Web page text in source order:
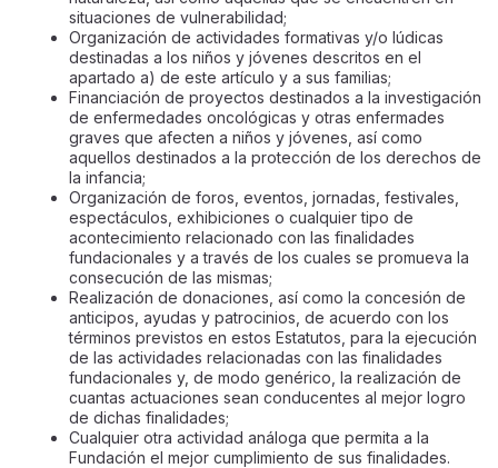
situaciones de vulnerabilidad;
Organización de actividades formativas y/o lúdicas
destinadas a los niños y jóvenes descritos en el
apartado a) de este artículo y a sus familias;
Financiación de proyectos destinados a la investigación
de enfermedades oncológicas y otras enfermades
graves que afecten a niños y jóvenes, así como
aquellos destinados a la protección de los derechos de
la infancia;
Organización de foros, eventos, jornadas, festivales,
espectáculos, exhibiciones o cualquier tipo de
acontecimiento relacionado con las finalidades
fundacionales y a través de los cuales se promueva la
consecución de las mismas;
Realización de donaciones, así como la concesión de
anticipos, ayudas y patrocinios, de acuerdo con los
términos previstos en estos Estatutos, para la ejecución
de las actividades relacionadas con las finalidades
fundacionales y, de modo genérico, la realización de
cuantas actuaciones sean conducentes al mejor logro
de dichas finalidades;
Cualquier otra actividad análoga que permita a la
Fundación el mejor cumplimiento de sus finalidades.